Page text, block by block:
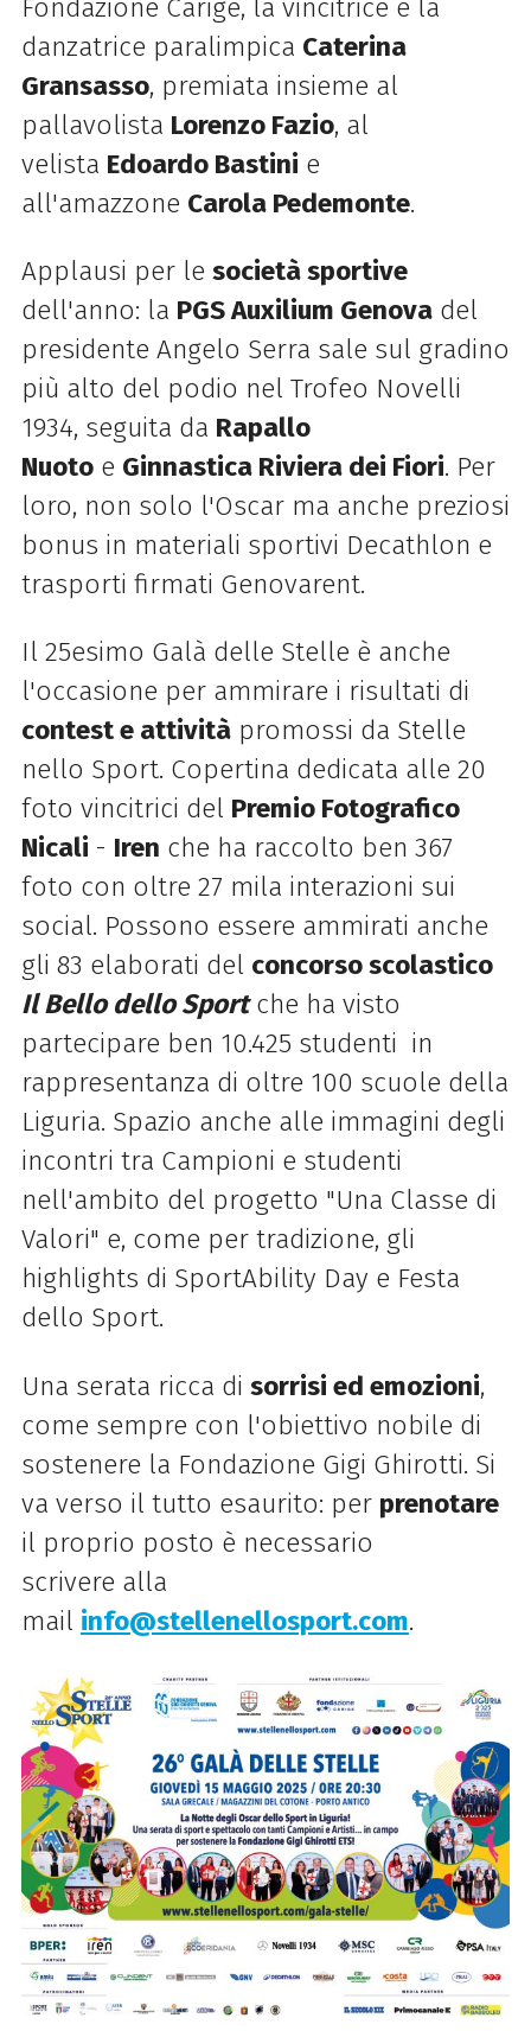
Fondazione Carige, la vincitrice è la
danzatrice paralimpica Caterina
Gransasso, premiata insieme al
pallavolista Lorenzo Fazio, al
velista Edoardo Bastini e
all'amazzone Carola Pedemonte.
Applausi per le società sportive
dell'anno: la PGS Auxilium Genovadel
presidente Angelo Serra sale sul gradino
più alto del podio nel Trofeo Novelli
1934, seguita da Rapallo
Nuotoe Ginnastica Riviera dei Fiori. Per
loro, non solo l'Oscar ma anche preziosi
bonus in materiali sportivi Decathlon e
trasporti firmati Genovarent.
Il 25esimo Galà delle Stelle è anche
l'occasione per ammirare i risultati di
contest e attivitàpromossi da Stelle
nello Sport. Copertina dedicata alle 20
foto vincitrici del Premio Fotografico
Nicali - Iren che ha raccolto ben 367
foto con oltre 27 mila interazioni sui
social. Possono essere ammirati anche
gli 83 elaborati del concorso scolastico
Il Bello dello Sportche ha visto
partecipare ben 10.425 studenti in
rappresentanza di oltre 100 scuole della
Liguria. Spazio anche alle immagini degli
incontri tra Campioni e studenti
nell'ambito del progetto "Una Classe di
Valori" e, come per tradizione, gli
highlights di SportAbility Day e Festa
dello Sport.
Una serata ricca di sorrisi ed emozioni,
come sempre con l'obiettivo nobile di
sostenere la Fondazione Gigi Ghirotti. Si
va verso il tutto esaurito: per prenotare
il proprio posto è necessario
scrivere alla
mail info@stellenellosport.com.